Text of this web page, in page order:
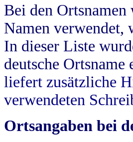
Bei den
Namen verwendet,
In dieser Liste
deutsche Ortsname
liefert zusätzliche
verwendeten
Ortsangaben bei